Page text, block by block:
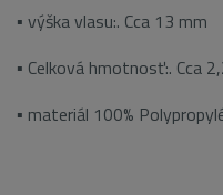
▪ výška vlasu:. Cca 13 mm
▪ Celková hmotnosť:. Cca
▪ materiál 100%